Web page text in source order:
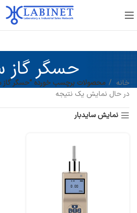
حسگر
خانه
محصولات برچسب خورده “حسگر
در حال نمایش یک نتیجه
نمایش سایدبار